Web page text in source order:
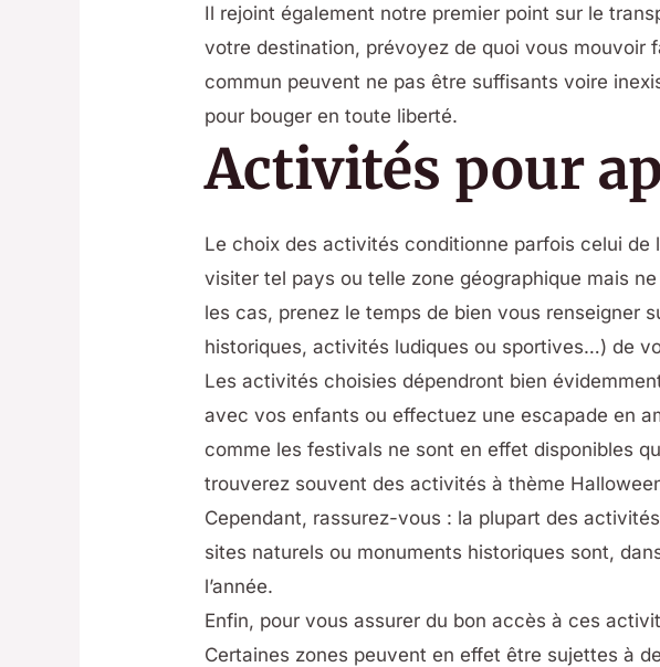
Il rejoint également notre premier point sur le
votre destination, prévoyez de quoi vous mouvoir
commun peuvent ne pas être suffisants voire
pour bouger en toute liberté.
Activités pour
Le choix des activités conditionne parfois celui de
visiter tel pays ou telle zone géographique mais
les cas, prenez le temps de bien vous renseigner
historiques, activités ludiques ou sportives…) de
Les activités choisies dépendront bien
avec vos enfants ou effectuez une escapade en
comme les festivals ne sont en effet disponibles
trouverez souvent des activités à thème
Cependant, rassurez-vous : la plupart des
sites naturels ou monuments historiques sont,
l’année.
Enfin, pour vous assurer du bon accès à ces
Certaines zones peuvent en effet être sujettes à